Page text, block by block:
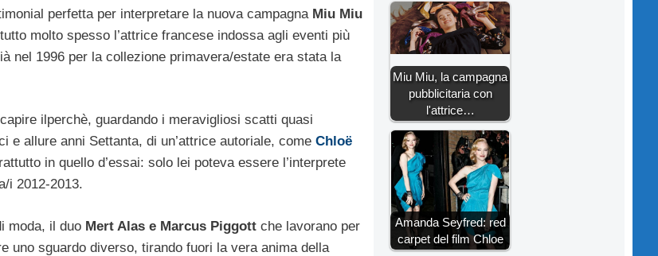
perfetta per interpretare la nuova campagna Miu Miu
molto spesso l’attrice francese indossa agli eventi più
nel 1996 per la collezione primavera/estate era stata la
ilperchè, guardando i meravigliosi scatti quasi
allure anni Settanta, di un’attrice autoriale, come Chloë
in quello d’essai: solo lei poteva essere l’interprete
i 2012-2013.
moda, il duo Mert Alas e Marcus Piggott che lavorano per
uno sguardo diverso, tirando fuori la vera anima della
Miu Miu, la campagna
pubblicitaria con
l'attrice…
Amanda Seyfred: red
carpet del film Chloe